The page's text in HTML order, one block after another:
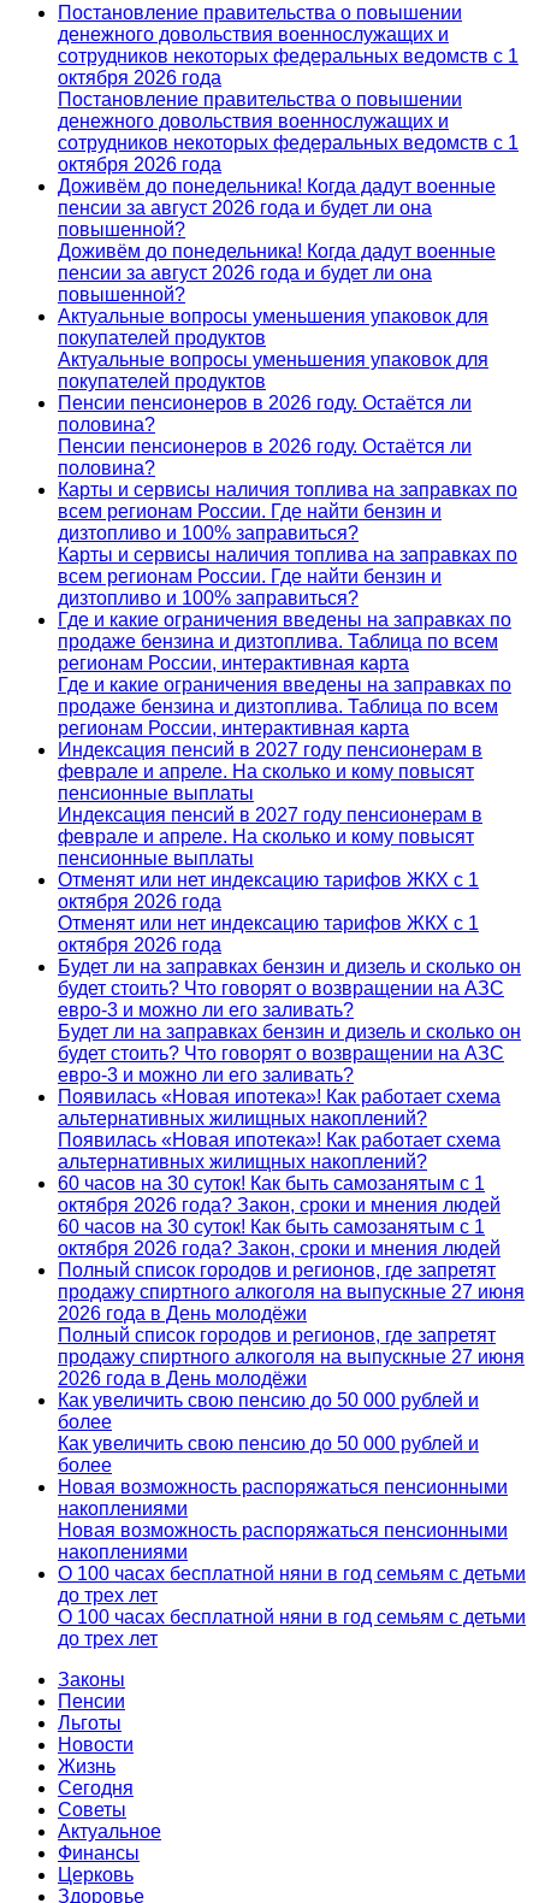
Постановление правительства о повышении
денежного довольствия военнослужащих и
сотрудников некоторых федеральных ведомств с 1
октября 2026 года
Постановление правительства о повышении
денежного довольствия военнослужащих и
сотрудников некоторых федеральных ведомств с 1
октября 2026 года
Доживём до понедельника! Когда дадут военные
пенсии за август 2026 года и будет ли она
повышенной?
Доживём до понедельника! Когда дадут военные
пенсии за август 2026 года и будет ли она
повышенной?
Актуальные вопросы уменьшения упаковок для
покупателей продуктов
Актуальные вопросы уменьшения упаковок для
покупателей продуктов
Пенсии пенсионеров в 2026 году. Остаётся ли
половина?
Пенсии пенсионеров в 2026 году. Остаётся ли
половина?
Карты и сервисы наличия топлива на заправках по
всем регионам России. Где найти бензин и
дизтопливо и 100% заправиться?
Карты и сервисы наличия топлива на заправках по
всем регионам России. Где найти бензин и
дизтопливо и 100% заправиться?
Где и какие ограничения введены на заправках по
продаже бензина и дизтоплива. Таблица по всем
регионам России, интерактивная карта
Где и какие ограничения введены на заправках по
продаже бензина и дизтоплива. Таблица по всем
регионам России, интерактивная карта
Индексация пенсий в 2027 году пенсионерам в
феврале и апреле. На сколько и кому повысят
пенсионные выплаты
Индексация пенсий в 2027 году пенсионерам в
феврале и апреле. На сколько и кому повысят
пенсионные выплаты
Отменят или нет индексацию тарифов ЖКХ с 1
октября 2026 года
Отменят или нет индексацию тарифов ЖКХ с 1
октября 2026 года
Будет ли на заправках бензин и дизель и сколько он
будет стоить? Что говорят о возвращении на АЗС
евро-3 и можно ли его заливать?
Будет ли на заправках бензин и дизель и сколько он
будет стоить? Что говорят о возвращении на АЗС
евро-3 и можно ли его заливать?
Появилась «Новая ипотека»! Как работает схема
альтернативных жилищных накоплений?
Появилась «Новая ипотека»! Как работает схема
альтернативных жилищных накоплений?
60 часов на 30 суток! Как быть самозанятым с 1
октября 2026 года? Закон, сроки и мнения людей
60 часов на 30 суток! Как быть самозанятым с 1
октября 2026 года? Закон, сроки и мнения людей
Полный список городов и регионов, где запретят
продажу спиртного алкоголя на выпускные 27 июня
2026 года в День молодёжи
Полный список городов и регионов, где запретят
продажу спиртного алкоголя на выпускные 27 июня
2026 года в День молодёжи
Как увеличить свою пенсию до 50 000 рублей и
более
Как увеличить свою пенсию до 50 000 рублей и
более
Новая возможность распоряжаться пенсионными
накоплениями
Новая возможность распоряжаться пенсионными
накоплениями
О 100 часах бесплатной няни в год семьям с детьми
до трех лет
О 100 часах бесплатной няни в год семьям с детьми
до трех лет
Законы
Пенсии
Льготы
Новости
Жизнь
Сегодня
Советы
Актуальное
Финансы
Церковь
Здоровье